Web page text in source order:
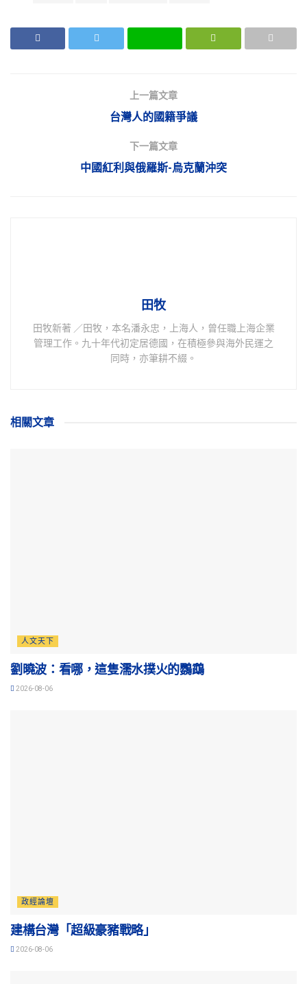
上一篇文章
台灣人的國籍爭議
下一篇文章
中國紅利與俄羅斯-烏克蘭沖突
田牧
田牧新著 ／田牧，本名潘永忠，上海人，曾任職上海企業
管理工作。九十年代初定居德國，在積極參與海外民運之
同時，亦筆耕不綴。
相關文章
人文天下
劉曉波：看哪，這隻濡水撲火的鸚鵡
2026-08-06
政經論壇
建構台灣「超級豪豬戰略」
2026-08-06